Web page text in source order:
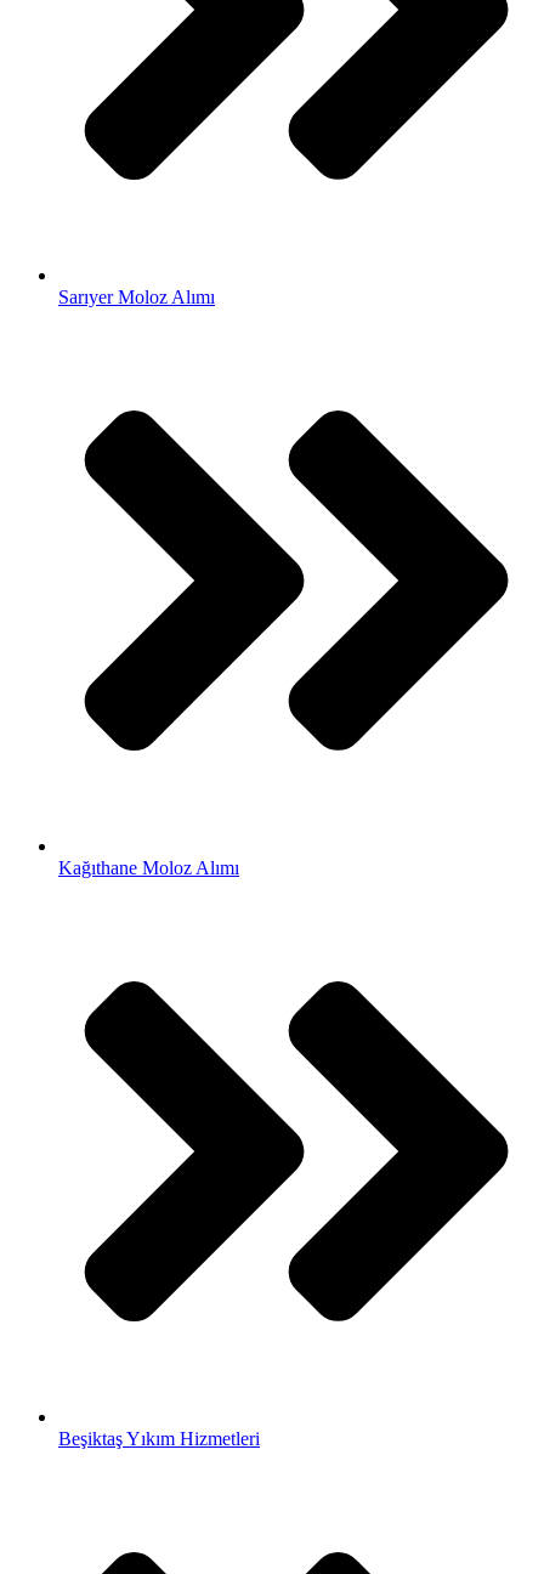
Sarıyer Moloz Alımı
Kağıthane Moloz Alımı
Beşiktaş Yıkım Hizmetleri